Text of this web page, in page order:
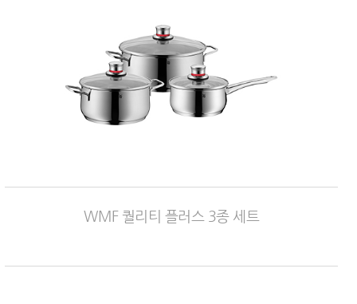
WMF 퀄리티 플러스 3종 세트